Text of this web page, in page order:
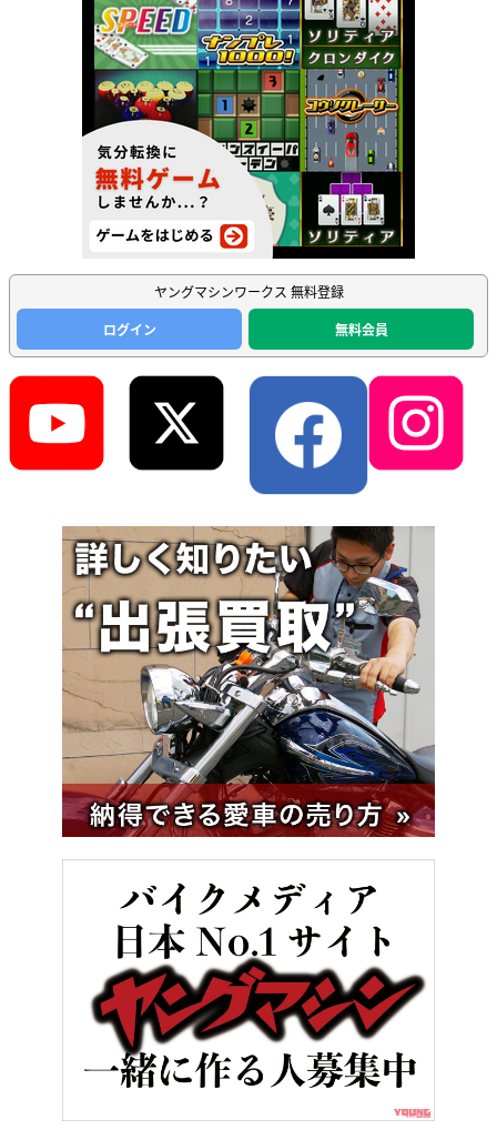
ヤングマシンワークス 無料登録
ログイン
無料会員